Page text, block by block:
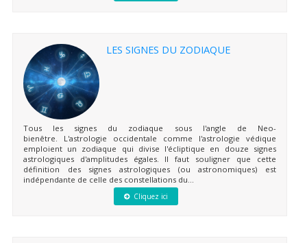
LES SIGNES DU ZODIAQUE
Tous les signes du zodiaque sous l'angle de Neo-
bienêtre. L'astrologie occidentale comme l'astrologie védique
emploient un zodiaque qui divise l'écliptique en douze signes
astrologiques d'amplitudes égales. Il faut souligner que cette
définition des signes astrologiques (ou astronomiques) est
indépendante de celle des constellations du...
Cliquez ici